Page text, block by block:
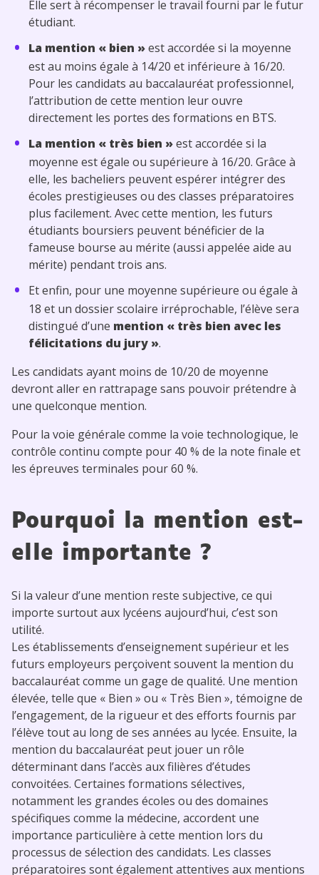
Elle sert à récompenser le travail fourni par le futur
étudiant.
La mention « bien »est accordée si la moyenne
est au moins égale à 14/20 et inférieure à 16/20.
Pour les candidats au baccalauréat professionnel,
l’attribution de cette mention leur ouvre
directement les portes des formations en BTS.
La mention « très bien »est accordée si la
moyenne est égale ou supérieure à 16/20. Grâce à
elle, les bacheliers peuvent espérer intégrer des
écoles prestigieuses ou des classes préparatoires
plus facilement. Avec cette mention, les futurs
étudiants boursiers peuvent bénéficier de la
fameuse bourse au mérite (aussi appelée aide au
mérite) pendant trois ans.
Et enfin, pour une moyenne supérieure ou égale à
18 et un dossier scolaire irréprochable, l’élève sera
distingué d’une mention « très bien avec les
félicitations du jury ».
Les candidats ayant moins de 10/20 de moyenne
devront aller en rattrapage sans pouvoir prétendre à
une quelconque mention.
Pour la voie générale comme la voie technologique, le
contrôle continu compte pour 40 % de la note finale et
les épreuves terminales pour 60 %.
Pourquoi la mention est-
elle importante ?
Si la valeur d’une mention reste subjective, ce qui
importe surtout aux lycéens aujourd’hui, c’est son
utilité.
Les établissements d’enseignement supérieur et les
futurs employeurs perçoivent souvent la mention du
baccalauréat comme un gage de qualité. Une mention
élevée, telle que « Bien » ou « Très Bien », témoigne de
l’engagement, de la rigueur et des efforts fournis par
l’élève tout au long de ses années au lycée. Ensuite, la
mention du baccalauréat peut jouer un rôle
déterminant dans l’accès aux filières d’études
convoitées. Certaines formations sélectives,
notamment les grandes écoles ou des domaines
spécifiques comme la médecine, accordent une
importance particulière à cette mention lors du
processus de sélection des candidats. Les classes
préparatoires sont également attentives aux mentions